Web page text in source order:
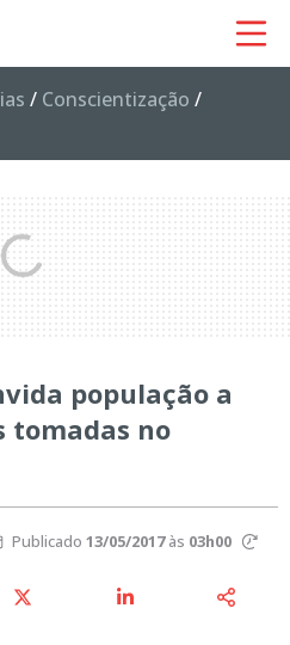
/ Conscientização /
população a
tomadas no
Publicado 13/05/2017às 03h00